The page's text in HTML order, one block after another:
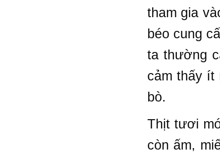
tham gia
béo cung
ta thường
cảm thấy ít
bò.
Thịt tươi
còn ấm,